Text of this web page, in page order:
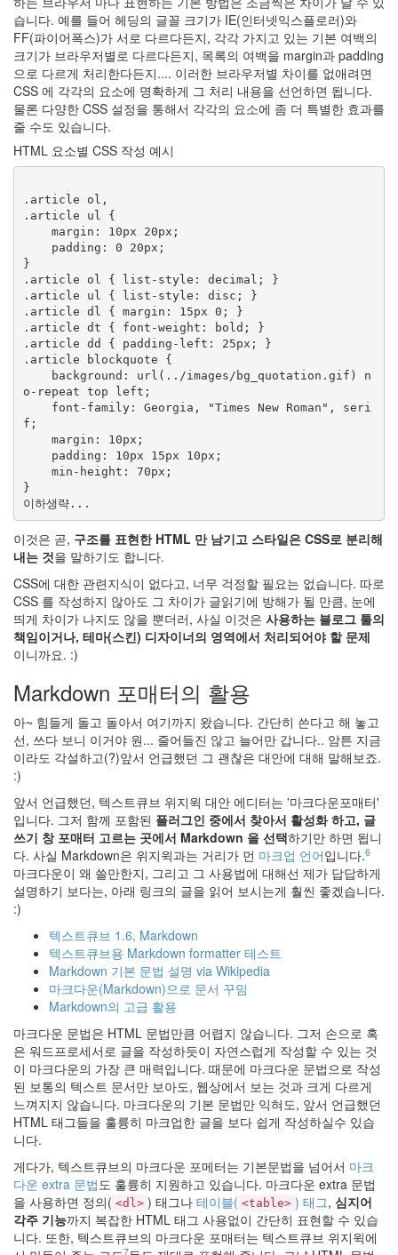
습니다. 예를 들어 헤딩의 글꼴 크기가 IE(인터넷익스플로러)와
FF(파이어폭스)가 서로 다르다든지, 각각 가지고 있는 기본 여백의
크기가 브라우저별로 다르다든지, 목록의 여백을 margin과 padding
으로 다르게 처리한다든지.... 이러한 브라우저별 차이를 없애려면
CSS 에 각각의 요소에 명확하게 그 처리 내용을 선언하면 됩니다.
물론 다양한 CSS 설정을 통해서 각각의 요소에 좀 더 특별한 효과를
줄 수도 있습니다.
HTML 요소별 CSS 작성 예시
.article ol,
.article ul {
}
.article ol { list-style: decimal; }
.article ul { list-style: disc; }
.article dl { margin: 15px 0; }
.article dt { font-weight: bold; }
.article dd { padding-left: 25px; }
.article blockquote {
o-repeat top left;
f;
}
이것은 곧, 구조를 표현한 HTML 만 남기고 스타일은 CSS로 분리해
내는 것을 말하기도 합니다.
CSS에 대한 관련지식이 없다고, 너무 걱정할 필요는 없습니다. 따로
CSS 를 작성하지 않아도 그 차이가 글읽기에 방해가 될 만큼, 눈에
띄게 차이가 나지도 않을 뿐더러, 사실 이것은 사용하는 블로그 툴의
책임이거나, 테마(스킨) 디자이너의 영역에서 처리되어야 할 문제
이니까요. :)
Markdown 포매터의 활용
아~ 힘들게 돌고 돌아서 여기까지 왔습니다. 간단히 쓴다고 해 놓고
선, 쓰다 보니 이거야 원... 줄어들진 않고 늘어만 갑니다.. 암튼 지금
이라도 각설하고(?)앞서 언급했던 그 괜찮은 대안에 대해 말해보죠.
:)
앞서 언급했던, 텍스트큐브 위지윅 대안 에디터는 '마크다운포매터'
입니다. 그저 함께 포함된 플러그인 중에서 찾아서 활성화 하고, 글
쓰기 창 포매터 고르는 곳에서 Markdown 을 선택하기만 하면 됩니
다. 사실 Markdown은 위지윅과는 거리가 먼 마크업 언어입니다.6
마크다운이 왜 쓸만한지, 그리고 그 사용법에 대해선 제가 답답하게
설명하기 보다는, 아래 링크의 글을 읽어 보시는게 훨씬 좋겠습니다.
:)
텍스트큐브 1.6, Markdown
텍스트큐브용 Markdown formatter 테스트
Markdown 기본 문법 설명 via Wikipedia
마크다운(Markdown)으로 문서 꾸밈
Markdown의 고급 활용
마크다운 문법은 HTML 문법만큼 어렵지 않습니다. 그저 손으로 혹
은 워드프로세서로 글을 작성하듯이 자연스럽게 작성할 수 있는 것
이 마크다운의 가장 큰 매력입니다. 때문에 마크다운 문법으로 작성
된 보통의 텍스트 문서만 보아도, 웹상에서 보는 것과 크게 다르게
느껴지지 않습니다. 마크다운의 기본 문법만 익혀도, 앞서 언급했던
HTML 태그들을 훌륭히 마크업한 글을 보다 쉽게 작성하실수 있습
니다.
게다가, 텍스트큐브의 마크다운 포메터는 기본문법을 넘어서 마크
다운 extra 문법도 훌륭히 지원하고 있습니다. 마크다운 extra 문법
을 사용하면 정의( <dl> ) 태그나 테이블( <table> ) 태그, 심지어
각주 기능까지 복잡한 HTML 태그 사용없이 간단히 표현할 수 있습
니다. 또한, 텍스트큐브의 마크다운 포매터는 텍스트큐브 위지윅에
7